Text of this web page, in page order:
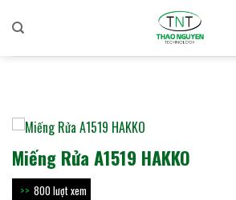
qua
Miếng Rửa A1519 HAKKO
800 lượt xem